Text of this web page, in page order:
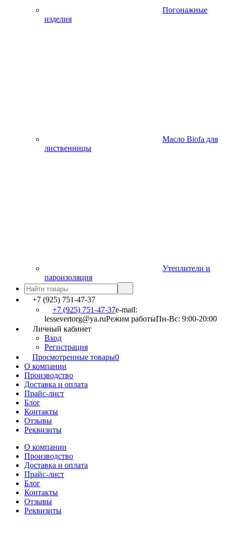
Погонажные
изделия
Масло Biofa для
лиственницы
Утеплители и
пароизоляция
+7 (925) 751-47-37
+7 (925) 751-47-37e-mail:
lessevertorg@ya.ruРежим работыПн-Вс: 9:00-20:00
Личный кабинет
Вход
Регистрация
Просмотренные товары0
О компании
Производство
Доставка и оплата
Прайс-лист
Блог
Контакты
Отзывы
Реквизиты
О компании
Производство
Доставка и оплата
Прайс-лист
Блог
Контакты
Отзывы
Реквизиты